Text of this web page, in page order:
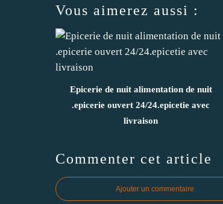
Vous aimerez aussi :
Epicerie de nuit alimentation de nuit
.epicerie ouvert 24/24.epicetie avec
livraison
Commenter cet article
Ajouter un commentaire